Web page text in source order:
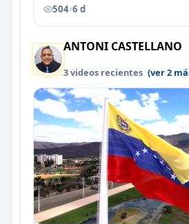
504•6 d
ANTONI CASTELLANO
3 videos recientes (ver 2